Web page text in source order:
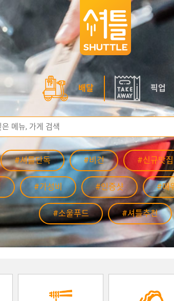
배달 픽업
#셔틀단독 #비건 #신규맛집
#가성비 #인증샷 #매
#소울푸드 #셔틀추천